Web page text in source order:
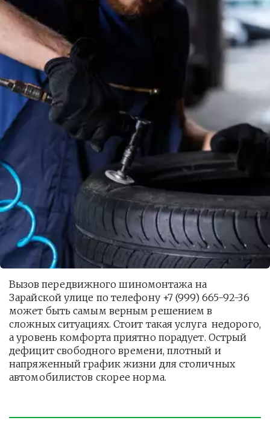
Вызов передвижного шиномонтажа на
Зарайской улице по телефону +7 (999) 665-92-36
может быть самым верным решением в
сложных ситуациях. Стоит такая услуга  недорого,
а уровень комфорта приятно порадует. Острый
дефицит свободного времени, плотный и
напряженный график жизни для столичных
автомобилистов скорее норма.